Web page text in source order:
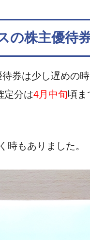
の株主優待
券は少し遅めの
定分は4月中旬頃ま
時もありました。